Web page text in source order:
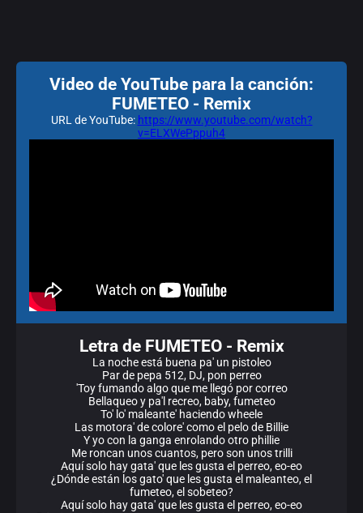
Video de YouTube para la canción:
FUMETEO - Remix
URL de YouTube: https://www.youtube.com/watch?
v=ELXWePppuh4
Letra de FUMETEO - Remix
La noche está buena pa' un pistoleo
Par de pepa 512, DJ, pon perreo
'Toy fumando algo que me llegó por correo
Bellaqueo y pa'l recreo, baby, fumeteo
To' lo' maleante' haciendo wheele
Las motora' de colore' como el pelo de Billie
Y yo con la ganga enrolando otro phillie
Me roncan unos cuantos, pero son unos trilli
Aquí solo hay gata' que les gusta el perreo, eo-eo
¿Dónde están los gato' que les gusta el maleanteo, el
fumeteo, el sobeteo?
Aquí solo hay gata' que les gusta el perreo, eo-eo